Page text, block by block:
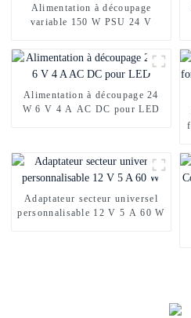
Alimentation à découpage
variable 150 W PSU 24 V
Alimentation à découpage 24
W 6 V 4 A AC DC pour LED
Adaptateur secteur universel
personnalisable 12 V 5 A 60 W